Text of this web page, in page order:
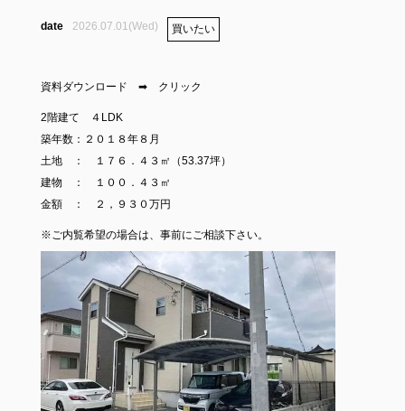
2026.07.01(Wed) 買いたい
資料ダウンロード ➡ クリック
2階建て ４LDK
築年数：２０１８年８月
土地 ： １７６．４３㎡（53.37坪）
建物 ： １００．４３㎡
金額 ： ２，９３０万円
※ご内覧希望の場合は、事前にご相談下さい。